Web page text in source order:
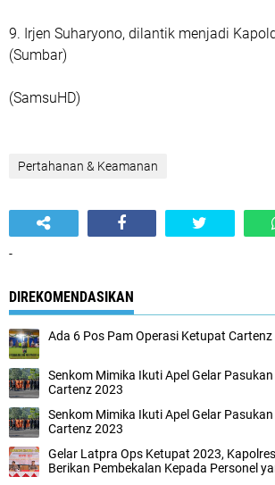
9. Irjen Suharyono, dilantik menjadi
(Sumbar)
(SamsuHD)
Pertahanan & Keamanan
-
DIREKOMENDASIKAN
Ada 6 Pos Pam Operasi Ketupat
Senkom Mimika Ikuti Apel Gelar
Cartenz 2023
Senkom Mimika Ikuti Apel Gelar
Cartenz 2023
Gelar Latpra Ops Ketupat 2023,
Berikan Pembekalan Kepada Personel